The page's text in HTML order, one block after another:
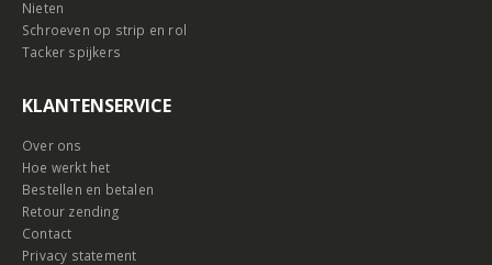
Nieten
Schroeven op strip en rol
Tacker spijkers
KLANTENSERVICE
Over ons
Hoe werkt het
Bestellen en betalen
Retour zending
Contact
Privacy statement